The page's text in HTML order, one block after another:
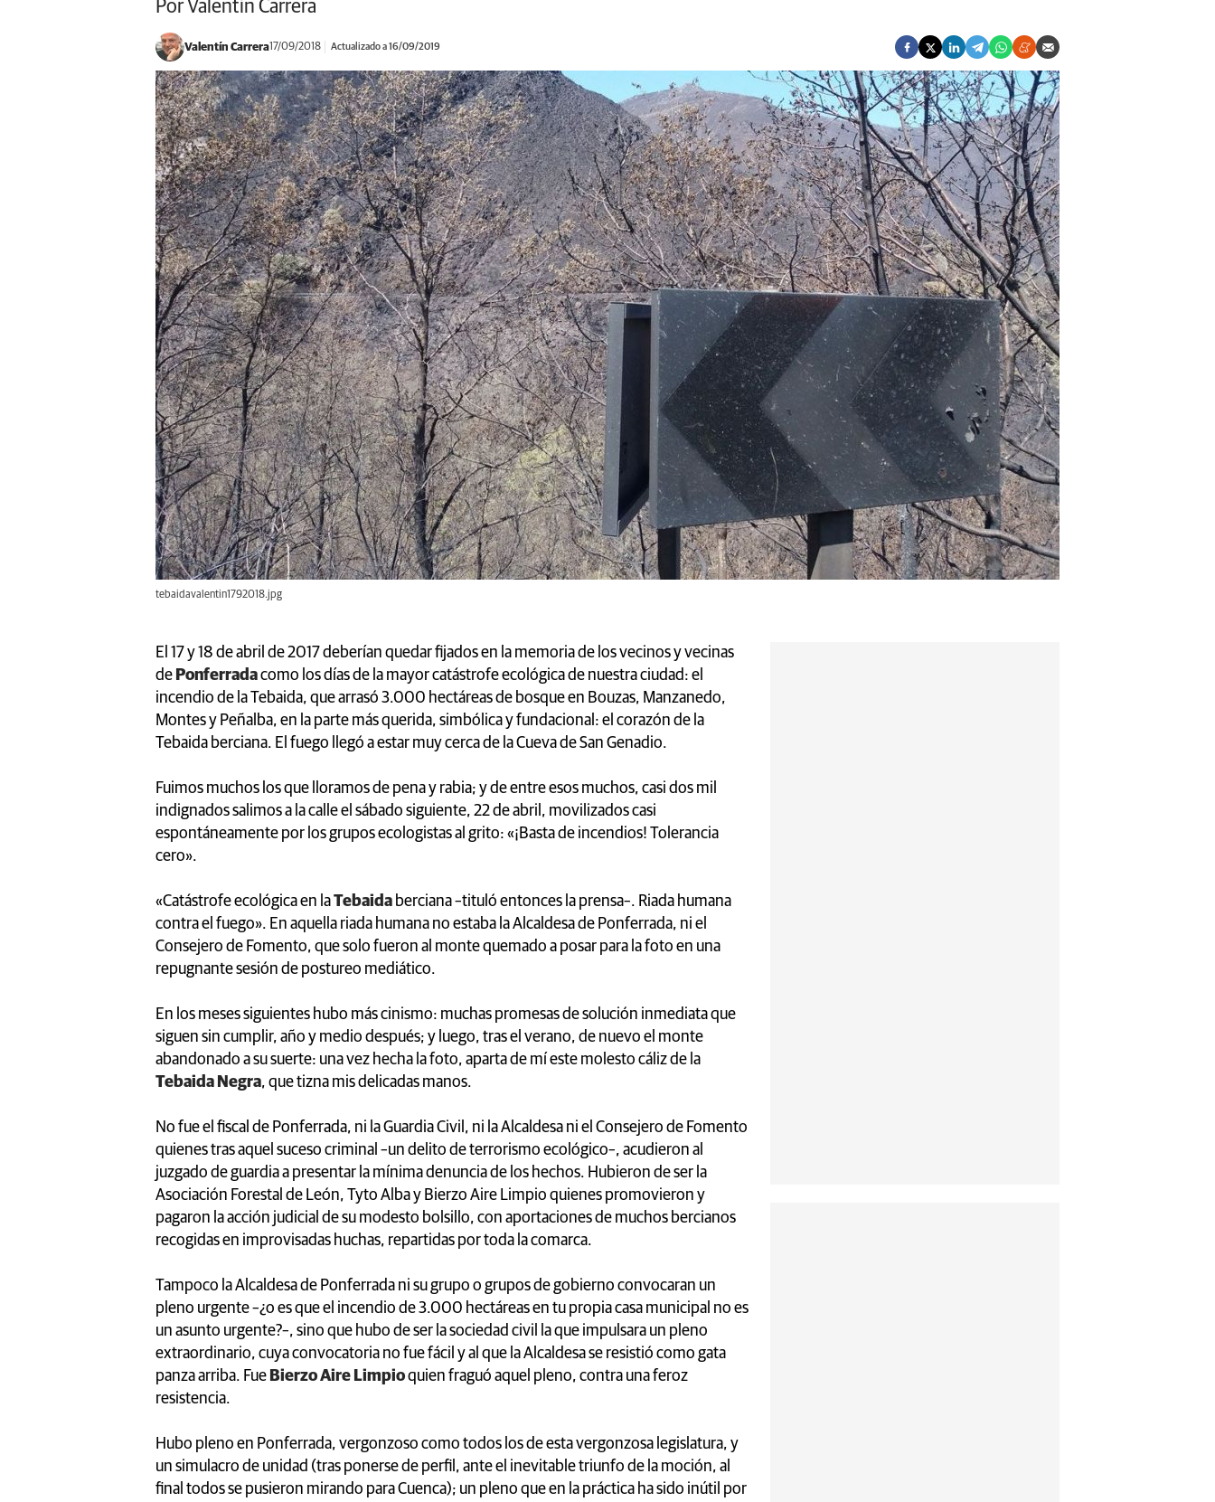
Por Valentín Carrera
Valentín Carrera17/09/2018 Actualizado a 16/09/2019
tebaidavalentin1792018.jpg
El 17 y 18 de abril de 2017 deberían quedar fijados en la memoria de los vecinos y vecinas
de Ponferradacomo los días de la mayor catástrofe ecológica de nuestra ciudad: el
incendio de la Tebaida, que arrasó 3.000 hectáreas de bosque en Bouzas, Manzanedo,
Montes y Peñalba, en la parte más querida, simbólica y fundacional: el corazón de la
Tebaida berciana. El fuego llegó a estar muy cerca de la Cueva de San Genadio.
Fuimos muchos los que lloramos de pena y rabia; y de entre esos muchos, casi dos mil
indignados salimos a la calle el sábado siguiente, 22 de abril, movilizados casi
espontáneamente por los grupos ecologistas al grito: «¡Basta de incendios! Tolerancia
cero».
«Catástrofe ecológica en laTebaida berciana –tituló entonces la prensa–. Riada humana
contra el fuego». En aquella riada humana no estaba la Alcaldesa de Ponferrada, ni el
Consejero de Fomento, que solo fueron al monte quemado a posar para la foto en una
repugnante sesión de postureo mediático.
En los meses siguientes hubo más cinismo: muchas promesas de solución inmediata que
siguen sin cumplir, año y medio después; y luego, tras el verano, de nuevo el monte
abandonado a su suerte: una vez hecha la foto, aparta de mí este molesto cáliz de la
Tebaida Negra, que tizna mis delicadas manos.
No fue el fiscal de Ponferrada, ni la Guardia Civil, ni la Alcaldesa ni el Consejero de Fomento
quienes tras aquel suceso criminal –un delito de terrorismo ecológico–, acudieron al
juzgado de guardia a presentar la mínima denuncia de los hechos. Hubieron de ser la
Asociación Forestal de León, Tyto Alba y Bierzo Aire Limpio quienes promovieron y
pagaron la acción judicial de su modesto bolsillo, con aportaciones de muchos bercianos
recogidas en improvisadas huchas, repartidas por toda la comarca.
Tampoco la Alcaldesa de Ponferrada ni su grupo o grupos de gobierno convocaran un
pleno urgente –¿o es que el incendio de 3.000 hectáreas en tu propia casa municipal no es
un asunto urgente?–, sino que hubo de ser la sociedad civil la que impulsara un pleno
extraordinario, cuya convocatoria no fue fácil y al que la Alcaldesa se resistió como gata
panza arriba. Fue Bierzo Aire Limpioquien fraguó aquel pleno, contra una feroz
resistencia.
Hubo pleno en Ponferrada, vergonzoso como todos los de esta vergonzosa legislatura, y
un simulacro de unidad (tras ponerse de perfil, ante el inevitable triunfo de la moción, al
final todos se pusieron mirando para Cuenca); un pleno que en la práctica ha sido inútil por